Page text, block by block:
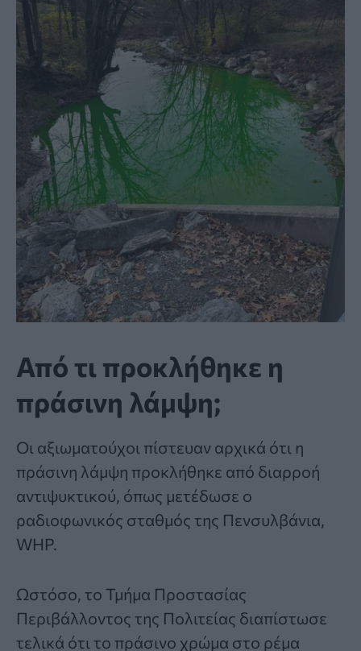
Από τι προκλήθηκε η
πράσινη λάμψη;
Οι αξιωματούχοι πίστευαν αρχικά ότι η
πράσινη λάμψη προκλήθηκε από διαρροή
αντιψυκτικού, όπως μετέδωσε ο
ραδιοφωνικός σταθμός της Πενσυλβάνια,
WHP.
Ωστόσο, το Τμήμα Προστασίας
Περιβάλλοντος της Πολιτείας διαπίστωσε
τελικά ότι το πράσινο χρώμα στο ρέμα